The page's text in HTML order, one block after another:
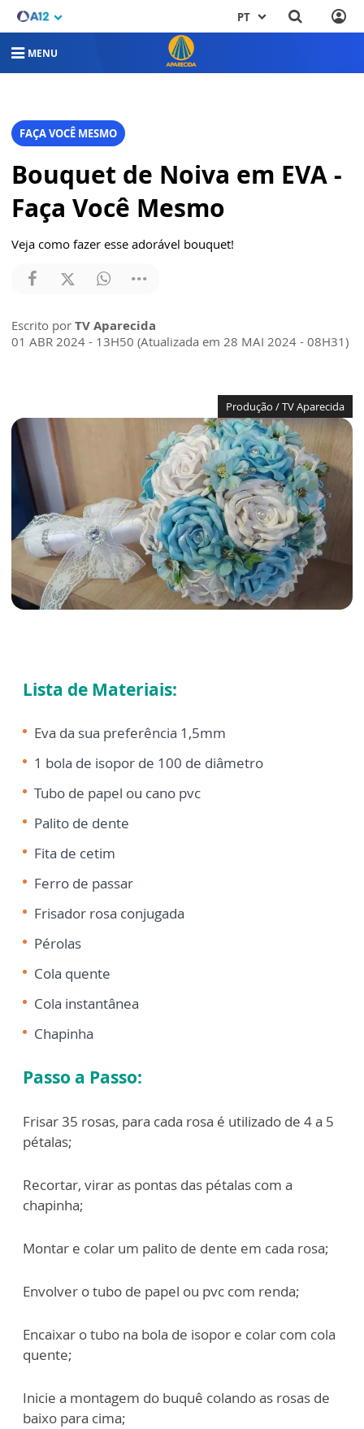
PT
MENU
FAÇA VOCÊ MESMO
Bouquet de Noiva em EVA -
Faça Você Mesmo
Veja como fazer esse adorável bouquet!
Escrito por TV Aparecida
01 ABR 2024 - 13H50 (Atualizada em 28 MAI 2024 - 08H31)
Produção / TV Aparecida
Lista de Materiais:
Eva da sua preferência 1,5mm
1 bola de isopor de 100 de diâmetro
Tubo de papel ou cano pvc
Palito de dente
Fita de cetim
Ferro de passar
Frisador rosa conjugada
Pérolas
Cola quente
Cola instantânea
Chapinha
Passo a Passo:
Frisar 35 rosas, para cada rosa é utilizado de 4 a 5
pétalas;
Recortar, virar as pontas das pétalas com a
chapinha;
Montar e colar um palito de dente em cada rosa;
Envolver o tubo de papel ou pvc com renda;
Encaixar o tubo na bola de isopor e colar com cola
quente;
Inicie a montagem do buquê colando as rosas de
baixo para cima;